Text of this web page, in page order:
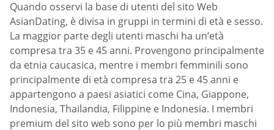
Quando osservi la base di utenti del sito Web
AsianDating, è divisa in gruppi in termini di età e sesso.
La maggior parte degli utenti maschi ha un’età
compresa tra 35 e 45 anni. Provengono principalmente
da etnia caucasica, mentre i membri femminili sono
principalmente di età compresa tra 25 e 45 anni e
appartengono a paesi asiatici come Cina, Giappone,
Indonesia, Thailandia, Filippine e Indonesia. I membri
premium del sito web sono per lo più membri maschi